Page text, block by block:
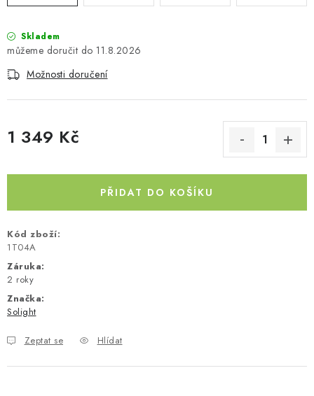
AUTOSTANY
DÁRKOVÉ POUKAZY
Napište nám
Reklamace
Obchodní podmínky
Skladem
11.8.2026
Možnosti doručení
1 349 Kč
PŘIDAT DO KOŠÍKU
Kód zboží:
1T04A
Záruka:
2 roky
Značka:
Solight
Zeptat se Hlídat